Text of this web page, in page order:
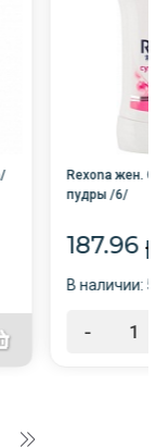
Rexona жен.
пудры /6/
187.96
В наличии: 5
-